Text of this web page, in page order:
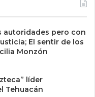
autoridades pero con
El sentir de los
Monzón
líder
Tehuacán